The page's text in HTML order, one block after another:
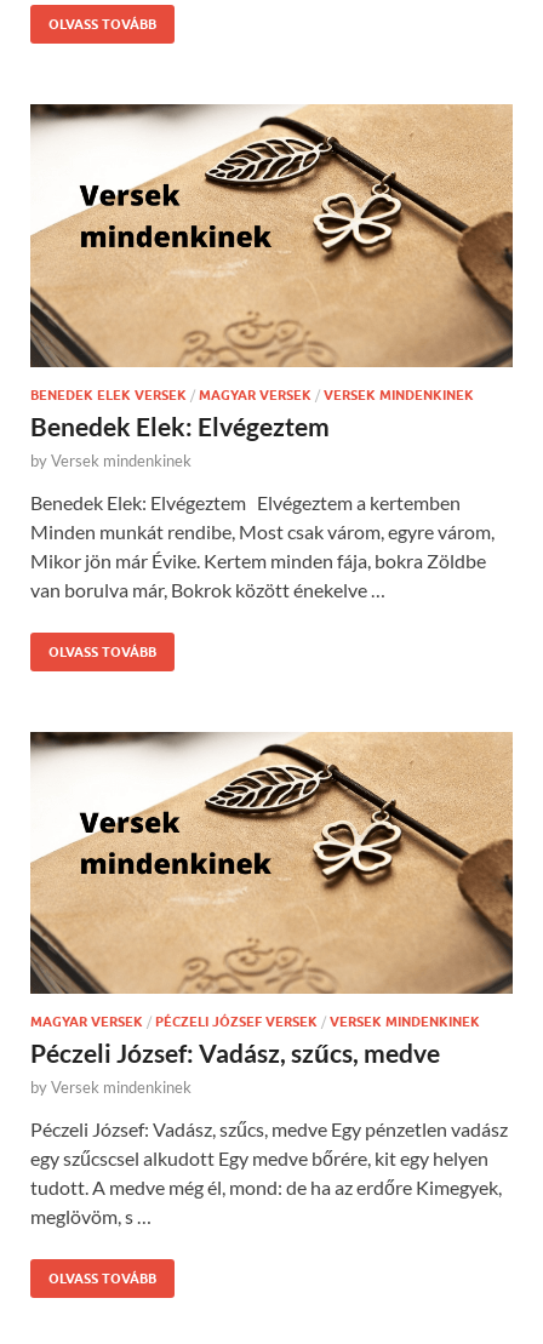
OLVASS TOVÁBB
BENEDEK ELEK VERSEK / MAGYAR VERSEK / VERSEK MINDENKINEK
Benedek Elek: Elvégeztem
byVersek mindenkinek
Benedek Elek: Elvégeztem Elvégeztem a kertemben
Minden munkát rendibe, Most csak várom, egyre várom,
Mikor jön már Évike. Kertem minden fája, bokra Zöldbe
van borulva már, Bokrok között énekelve …
OLVASS TOVÁBB
MAGYAR VERSEK / PÉCZELI JÓZSEF VERSEK / VERSEK MINDENKINEK
Péczeli József: Vadász, szűcs, medve
byVersek mindenkinek
Péczeli József: Vadász, szűcs, medve Egy pénzetlen vadász
egy szűcscsel alkudott Egy medve bőrére, kit egy helyen
tudott. A medve még él, mond: de ha az erdőre Kimegyek,
meglövöm, s …
OLVASS TOVÁBB